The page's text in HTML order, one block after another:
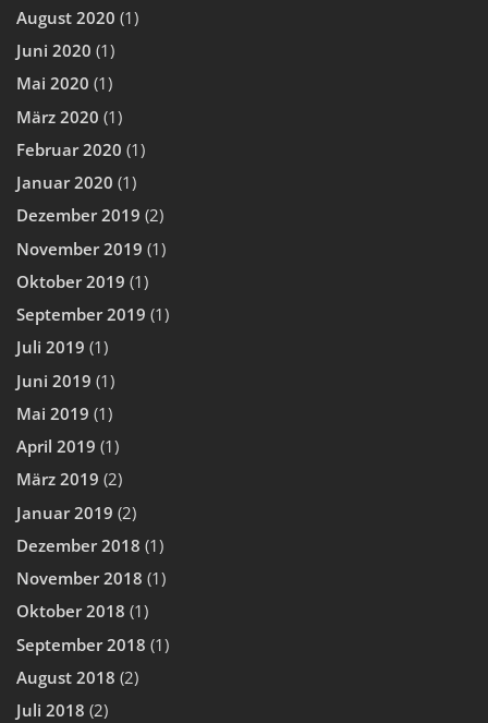
August 2020 (1)
Juni 2020 (1)
Mai 2020 (1)
März 2020 (1)
Februar 2020 (1)
Januar 2020 (1)
Dezember 2019 (2)
November 2019 (1)
Oktober 2019 (1)
September 2019 (1)
Juli 2019 (1)
Juni 2019 (1)
Mai 2019 (1)
April 2019 (1)
März 2019 (2)
Januar 2019 (2)
Dezember 2018 (1)
November 2018 (1)
Oktober 2018 (1)
September 2018 (1)
August 2018 (2)
Juli 2018 (2)